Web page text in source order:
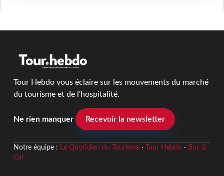
Tour Hebdo vous éclaire sur les mouvements du marché
du tourisme et de l'hospitalité.
Ne rien manquer Recevoir la newsletter
Notre équipe : Le Quotidien du Tourisme· Tour Hebdo· Bus &
Car